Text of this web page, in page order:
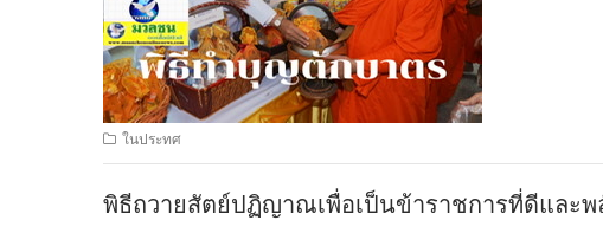
ในประทศ
พิธีถวายสัตย์ปฏิญาณเพื่อเป็นข้าราชการที่ดีและพ